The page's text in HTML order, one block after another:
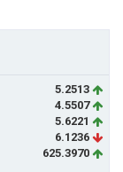
5.2513
4.5507
5.6221
6.1236
625.3970